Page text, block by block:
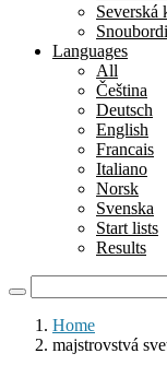
Severská
Languages
All
Čeština
Deutsch
English
Francais
Italiano
Norsk
Svenska
Start lists
Results
Home
majstrovstvá